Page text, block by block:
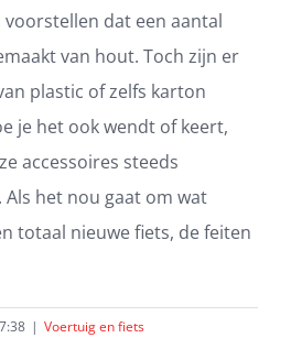
dat een aantal
van hout. Toch zijn er
plastic of zelfs karton
je het ook wendt of keert,
accessoires steeds
het nou gaat om wat
totaal nieuwe fiets, de feiten
| Voertuig en fiets